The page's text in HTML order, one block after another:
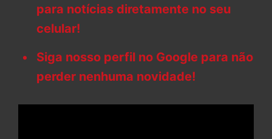
para notícias diretamente no seu
celular!
Siga nosso perfil no Google para não
perder nenhuma novidade!